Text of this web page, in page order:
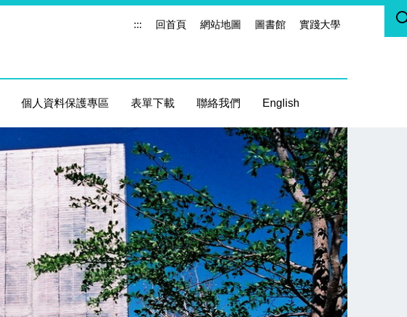
::: 回首頁 網站地圖 圖書館 實踐大學
個人資料保護專區 表單下載 聯絡我們 English